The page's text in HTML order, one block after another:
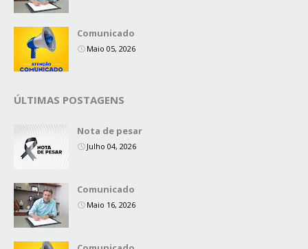
Comunicado
Maio 05, 2026
ÚLTIMAS POSTAGENS
Nota de pesar
Julho 04, 2026
Comunicado
Maio 16, 2026